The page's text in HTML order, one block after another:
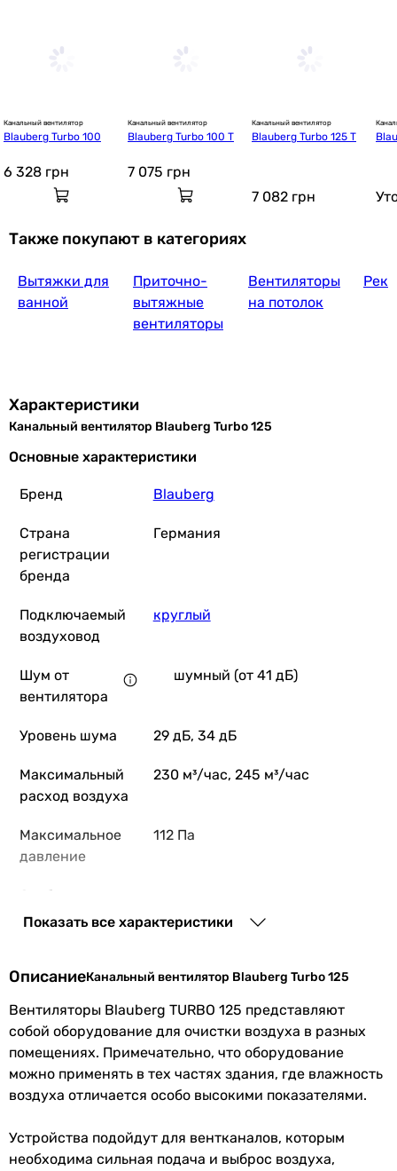
Канальный вентилятор
Blauberg Turbo 100
6 328 грн
Канальный вентилятор
Blauberg Turbo 100 T
7 075 грн
Канальный вентилятор
Blauberg Turbo 125 T
7 082 грн
Также покупают в категориях
Вытяжки для
ванной
Приточно-
вытяжные
вентиляторы
Вентиляторы
на потолок
Характеристики
Канальный вентилятор Blauberg Turbo 125
Основные характеристики
Бренд Blauberg
Страна
регистрации
бренда
Германия
Подключаемый
воздуховод
круглый
Шум от
вентилятора
шумный (от 41 дБ)
Уровень шума 29 дБ, 34 дБ
Максимальный
расход воздуха
230 м³/час, 245 м³/час
Максимальное
давление
112 Па
Особенности
пластик
Электропитание 230 В
Количество фаз однофазный
мощность
Показать все характеристики
ОписаниеКанальный вентилятор Blauberg Turbo 125
Вентиляторы Blauberg TURBO 125 представляют
собой оборудование для очистки воздуха в разных
помещениях. Примечательно, что оборудование
можно применять в тех частях здания, где влажность
воздуха отличается особо высокими показателями.
Устройства подойдут для вентканалов, которым
необходима сильная подача и выброс воздуха,